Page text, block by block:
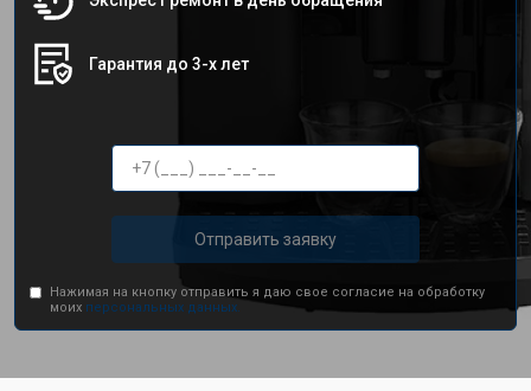
Гарантия до 3-х лет
Отправить заявку
Нажимая на кнопку отправить я даю свое согласие на обработку
моих персональных данных.